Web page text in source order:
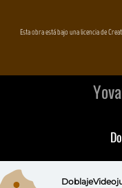
Esta obra está bajo una licencia de